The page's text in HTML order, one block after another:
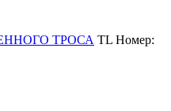
ТРОСА TL Номер: